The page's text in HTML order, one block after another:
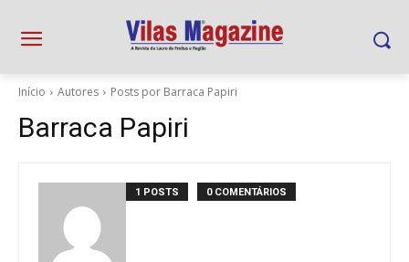
Início Autores Posts por Barraca Papiri
Barraca Papiri
1 POSTS 0 COMENTÁRIOS